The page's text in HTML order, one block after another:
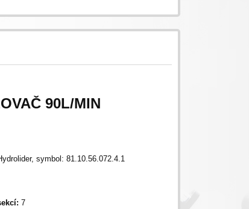
90L/MIN
symbol: 81.10.56.072.4.1
7